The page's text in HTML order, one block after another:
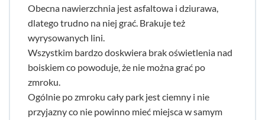
Obecna nawierzchnia jest asfaltowa i dziurawa,
dlatego trudno na niej grać. Brakuje też
wyrysowanych lini.
Wszystkim bardzo doskwiera brak oświetlenia nad
boiskiem co powoduje, że nie można grać po
zmroku.
Ogólnie po zmroku cały park jest ciemny i nie
przyjazny co nie powinno mieć miejsca w samym